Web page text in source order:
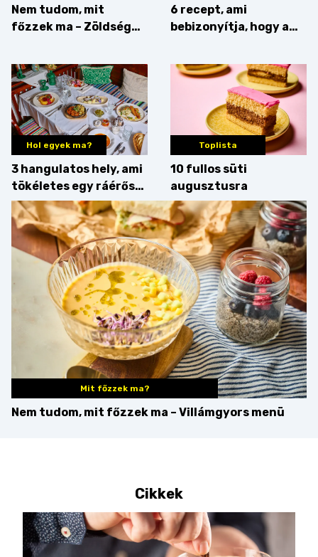
Nem tudom, mit
főzzek ma – Zöldség
6 recept, ami
bebizonyítja, hogy a
zseniális
Hol egyek ma?
3 hangulatos hely, ami
tökéletes egy ráérős
hétvégi ebédhez
Toplista
10 fullos süti
augusztusra
Mit főzzek ma?
Nem tudom, mit főzzek ma – Villámgyors menü
Cikkek